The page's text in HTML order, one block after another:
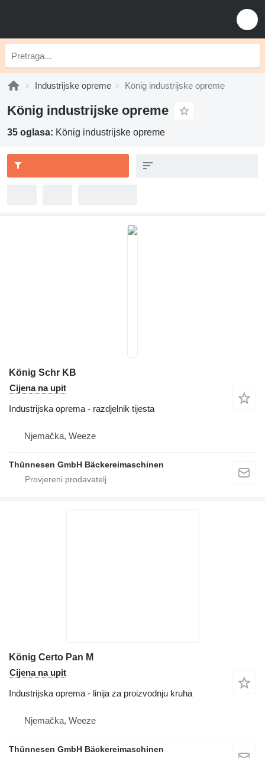
Industrijske opreme König industrijske opreme
König industrijske opreme
35 oglasa: König industrijske opreme
König Schr KB
Cijena na upit
Industrijska oprema - razdjelnik tijesta
Njemačka, Weeze
Thünnesen GmbH Bäckereimaschinen
König Certo Pan M
Cijena na upit
Industrijska oprema - linija za proizvodnju kruha
Njemačka, Weeze
Thünnesen GmbH Bäckereimaschinen